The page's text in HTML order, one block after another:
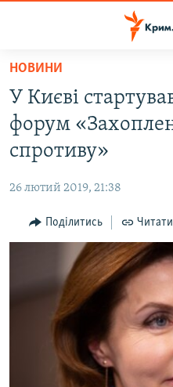
Перейти
основного
матеріалу
Перейти
до
основної
Перейти
до
ВОДА.КРИМ
ВІДЕО ТА ФОТО
БЛОГИ
ПОГЛЯД
ВСЕ ЗА ДЕНЬ
СПЕЦПРОЕКТИ
ДЕПОРТАЦІЯ
ВІДЕОУРОКИ «ELIFBE»
ЯК ОБІЙТИ БЛОКУВАННЯ
Русский
НОВИНИ
У Києві
форум
спротиву»
26 лютий 2019, 21:38
Поділитись